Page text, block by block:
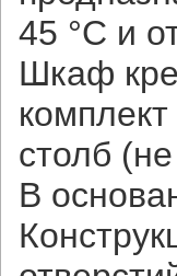
45 °С и
Шкаф
столб
В